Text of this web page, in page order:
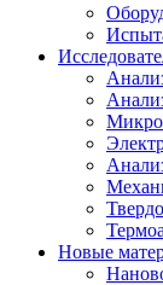
Новые